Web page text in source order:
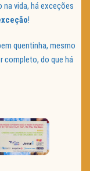
vida, há exceções
!
quentinha, mesmo
completo, do que há